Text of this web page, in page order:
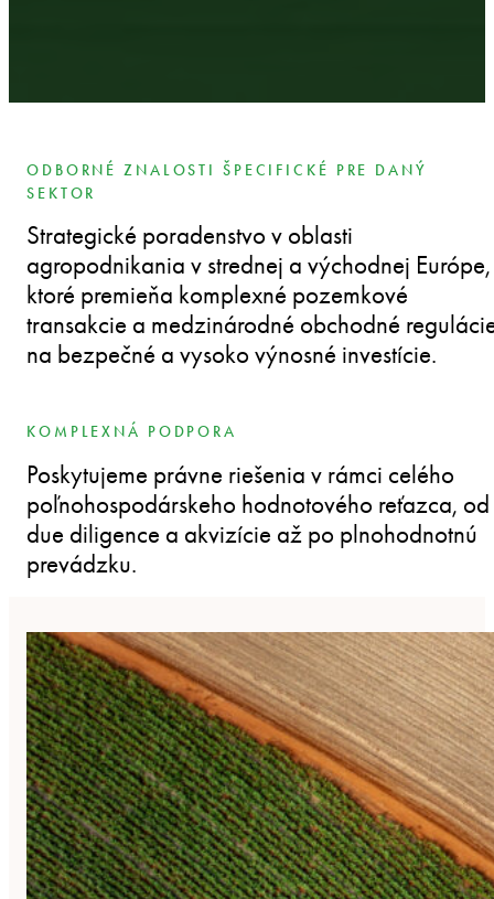
ODBORNÉ ZNALOSTI ŠPECIFICKÉ PRE DANÝ
SEKTOR
Strategické poradenstvo v oblasti
agropodnikania v strednej a východnej Európe,
ktoré premieňa komplexné pozemkové
transakcie a medzinárodné obchodné
na bezpečné a vysoko výnosné investície.
KOMPLEXNÁ PODPORA
Poskytujeme právne riešenia v rámci celého
poľnohospodárskeho hodnotového reťazca, od
due diligence a akvizície až po plnohodnotnú
prevádzku.